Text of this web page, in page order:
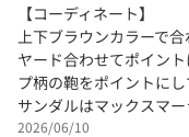
【コーディネート】
上下ブラウンカラーで
ヤード合わせてポイン
プ柄の鞄をポイントにし
サンダルはマックスマー
2026/06/10